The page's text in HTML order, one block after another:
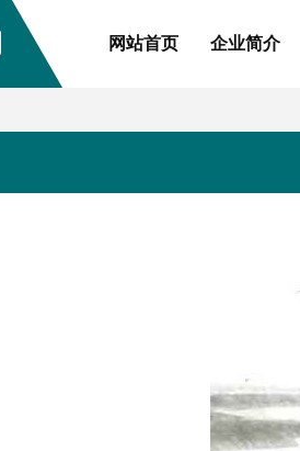
网站首页 企业简介